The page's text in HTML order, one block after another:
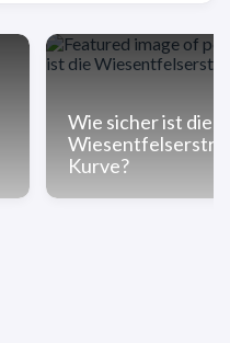
Wie sicher ist die
Kurve?